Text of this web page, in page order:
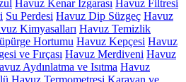
Havuz Kenar Izgarası Havuz Filtresi
Su Perdesi Havuz Dip Süzgeç Havuz
Kimyasalları Havuz Temizlik
Hortumu Havuz Kepçesi Havuz
ve Fırçası Havuz Merdiveni Havuz
Aydınlatma ve Isıtma Havuz
Havuz Termometresi Karavan ve